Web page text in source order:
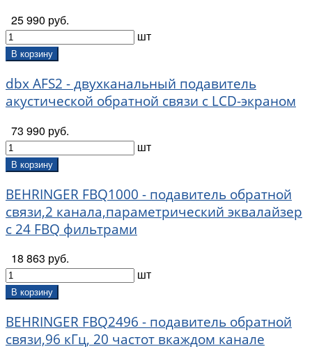
25 990 руб.
шт
В корзину
dbx AFS2 - двухканальный подавитель
акустической обратной связи c LCD-экраном
73 990 руб.
шт
В корзину
BEHRINGER FBQ1000 - подавитель обратной
связи,2 канала,параметрический эквалайзер
с 24 FBQ фильтрами
18 863 руб.
шт
В корзину
BEHRINGER FBQ2496 - подавитель обратной
связи,96 кГц, 20 частот вкаждом канале